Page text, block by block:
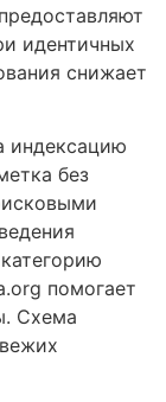
идентичных
снижает
индексацию
без
помогает
Схема